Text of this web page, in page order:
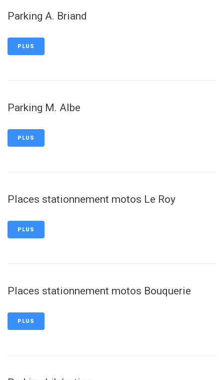
Parking A. Briand
PLUS
Parking M. Albe
PLUS
Places stationnement motos Le Roy
PLUS
Places stationnement motos Bouquerie
PLUS